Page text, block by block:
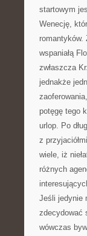
startowym
Wenecję,
romantyków.
wspaniałą
zwłaszcza
jednakże
potęgę tego
urlop. Po
z
wiele, iż
różnych
Jeśli jedynie
zdecydować
wówczas